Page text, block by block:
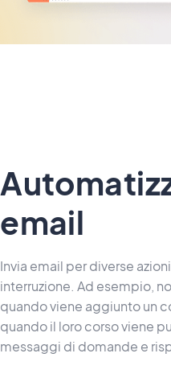
email
Invia email per diverse
interruzione. Ad esempio,
quando viene aggiunto un
quando il loro corso viene
messaggi di domande e